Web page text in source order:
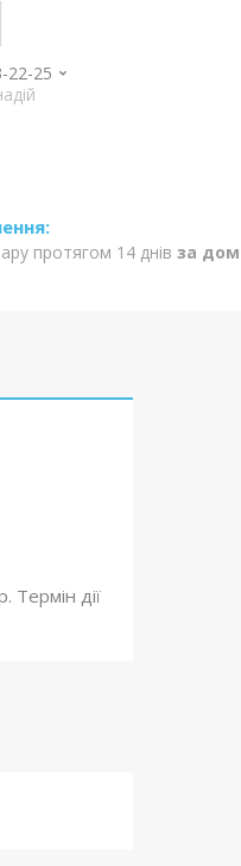
22-25
протягом 14 днів за
Термін дії